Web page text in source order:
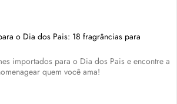
o Dia dos Pais: 18 fragrâncias para
importados para o Dia dos Pais e encontre a
quem você ama!